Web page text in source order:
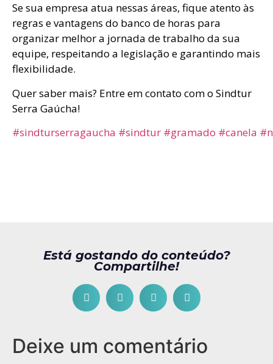
Se sua empresa atua nessas áreas, fique atento às
regras e vantagens do banco de horas para
organizar melhor a jornada de trabalho da sua
equipe, respeitando a legislação e garantindo mais
flexibilidade.
Quer saber mais? Entre em contato com o Sindtur
Serra Gaúcha!
#sindturserragaucha #sindtur #gramado #canela
Está gostando do conteúdo?
Compartilhe!
Deixe um comentário